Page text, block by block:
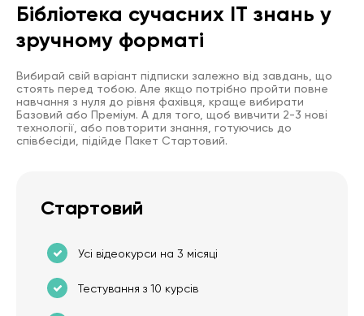
Бібліотека сучасних IT знань у
зручному форматі
Вибирай свій варіант підписки залежно від завдань, що
стоять перед тобою. Але якщо потрібно пройти повне
навчання з нуля до рівня фахівця, краще вибирати
Базовий або Преміум. А для того, щоб вивчити 2-3 нові
технології, або повторити знання, готуючись до
співбесіди, підійде Пакет Стартовий.
Стартовий
Усі відеокурси на 3 місяці
Тестування з 10 курсів